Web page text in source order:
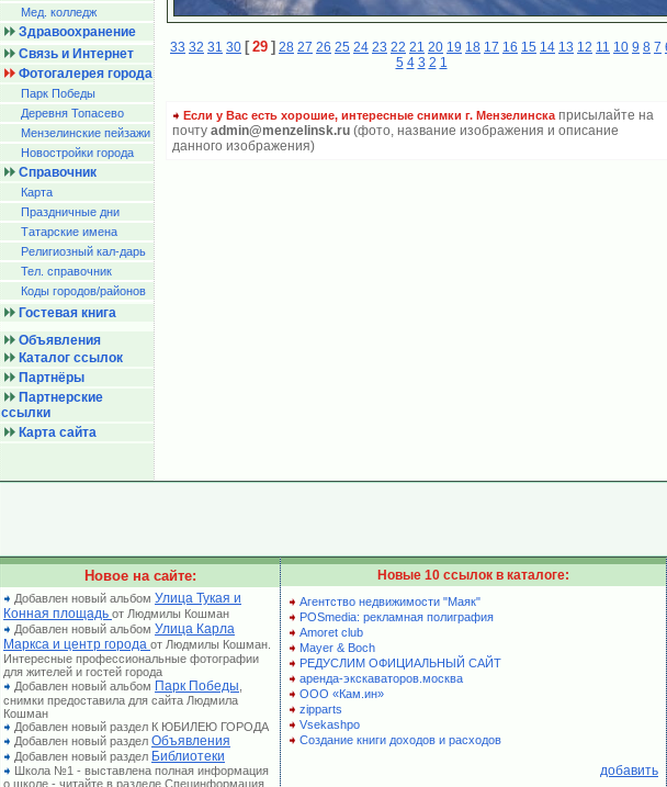
Мед. колледж
Здравоохранение
Связь и Интернет
Фотогалерея города
Парк Победы
Деревня Топасево
Мензелинские пейзажи
Новостройки города
Справочник
Карта
Праздничные дни
Татарские имена
Религиозный кал-дарь
Тел. справочник
Коды городов/райoнов
Гостевая книга
Объявления
Каталог ссылок
Партнёры
Партнерские
ссылки
Карта сайта
33 32 31 30 [ 29 ] 28 27 26 25 24 23 22 21 20 19 18 17 16 15 14 13 12 11 10 9 8 7
5 4 3 2 1
Если у Вас есть хорошие, интересные снимки г. Мензелинскаприсылайте на
почту admin@menzelinsk.ru (фото, название изображения и описание
данного изображения)
Новое на сайте:
Добавлен новый альбом Улица Тукая и
Конная площадь от Людмилы Кошман
Добавлен новый альбом Улица Карла
Маркса и центр города от Людмилы Кошман.
Интересные профессиональные фотографии
для жителей и гостей города
Добавлен новый альбом Парк Победы
снимки предоставила для сайта Людмила
Кошман
Добавлен новый раздел К ЮБИЛЕЮ ГОРОДА
Добавлен новый раздел Объявления
Добавлен новый раздел Библиотеки
Школа №1 - выставлена полная информация
о школе - читайте в разделе Специнформация
Новые 10 ссылок в каталоге:
Агентство недвижимости "Маяк"
POSmedia: рекламная полиграфия
Amoret club
Mayer & Boch
РЕДУСЛИМ ОФИЦИАЛЬНЫЙ САЙТ
аренда-экскаваторов.москва
ООО «Кам.ин»
zipparts
Vsekashpo
Создание книги доходов и расходов
добавить